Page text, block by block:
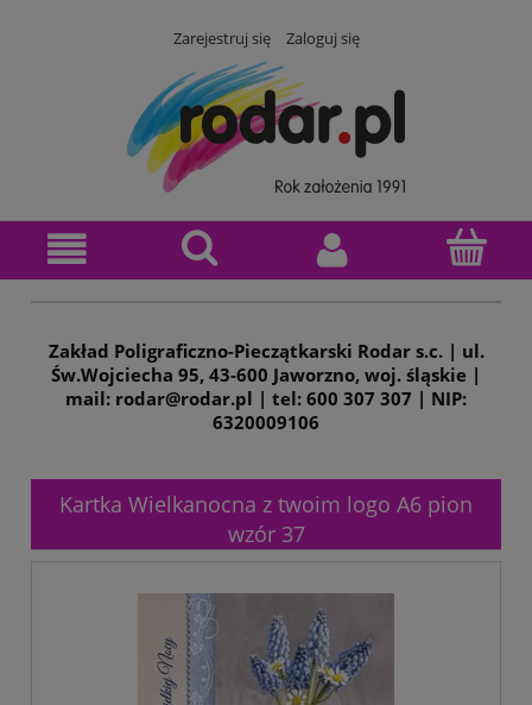
Zarejestruj się Zaloguj się
Zakład Poligraficzno-Pieczątkarski Rodar s.c. | ul.
Św.Wojciecha 95, 43-600 Jaworzno, woj. śląskie |
mail: rodar@rodar.pl | tel: 600 307 307 | NIP:
6320009106
Kartka Wielkanocna z twoim logo A6 pion
wzór 37